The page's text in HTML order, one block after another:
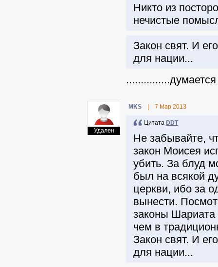
Никто из
нечистые
Закон свят. И
для нации...
Удален
MKS 7 Мар 2013
Цитата DDT
Не забывайте,
закон Моисея
убить. За блуд
был на всякой
церкви, ибо за
вынести.
законы
чем в
Закон свят. И
для нации...